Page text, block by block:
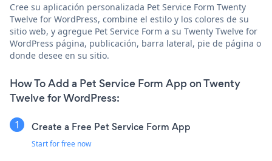
Cree su aplicación personalizada Pet Service Form Twenty
Twelve for WordPress, combine el estilo y los colores de su
sitio web, y agregue Pet Service Form a su Twenty Twelve for
WordPress página, publicación, barra lateral, pie de página o
donde desee en su sitio.
How To Add a Pet Service Form App on Twenty
Twelve for WordPress:
Create a Free Pet Service Form App
Start for free now